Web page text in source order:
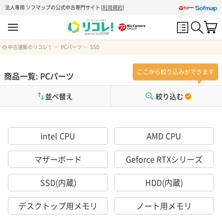
法人専用 ソフマップの公式中古専門サイト [利用規約]
中古通販のリコレ！ PCパーツ SSD
商品一覧: PCパーツ ここから絞り込みができます
絞り込む
並べ替え
intel CPU
AMD CPU
マザーボード
Geforce RTXシリーズ
SSD(内蔵)
HDD(内蔵)
デスクトップ用メモリ
ノート用メモリ